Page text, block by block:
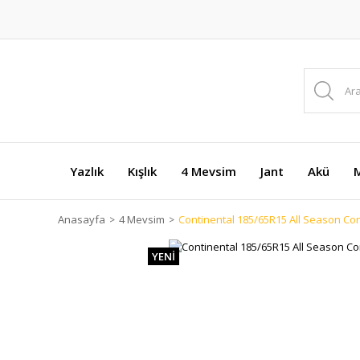
Yazlık Kışlık 4 Mevsim Jant Akü
Anasayfa 4 Mevsim Continental 185/65R15 All Season
YENİ